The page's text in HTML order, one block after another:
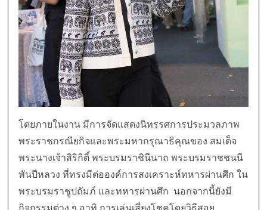
โดยภายในงาน มีการจัดแสดงนิทรรศการประมวลภาพ
พระราชกรณียกิจและพระมหากรุณาธิคุณของ สมเด็จ
พระนางเจ้าสิริกิติ์ พระบรมราชินีนาถ พระบรมราชชนนี
พันปีหลวง ที่ทรงมีต่อองค์การสงเคราะห์ทหารผ่านศึก ใน
พระบรมราชูปถัมภ์ และทหารผ่านศึก นอกจากนี้ยังมี